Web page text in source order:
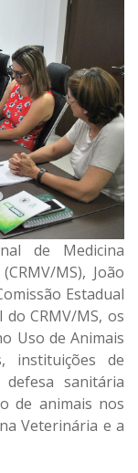
de Medicina
MS), João
Estadual
CRMV/MS, os
Uso de Animais
instituições de
sanitária
de animais nos
Veterinária e a